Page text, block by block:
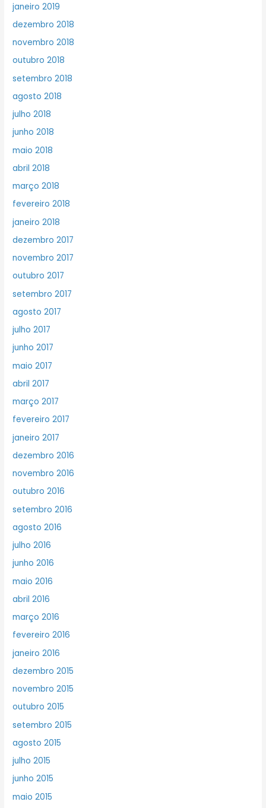
janeiro 2019
dezembro 2018
novembro 2018
outubro 2018
setembro 2018
agosto 2018
julho 2018
junho 2018
maio 2018
abril 2018
março 2018
fevereiro 2018
janeiro 2018
dezembro 2017
novembro 2017
outubro 2017
setembro 2017
agosto 2017
julho 2017
junho 2017
maio 2017
abril 2017
março 2017
fevereiro 2017
janeiro 2017
dezembro 2016
novembro 2016
outubro 2016
setembro 2016
agosto 2016
julho 2016
junho 2016
maio 2016
abril 2016
março 2016
fevereiro 2016
janeiro 2016
dezembro 2015
novembro 2015
outubro 2015
setembro 2015
agosto 2015
julho 2015
junho 2015
maio 2015